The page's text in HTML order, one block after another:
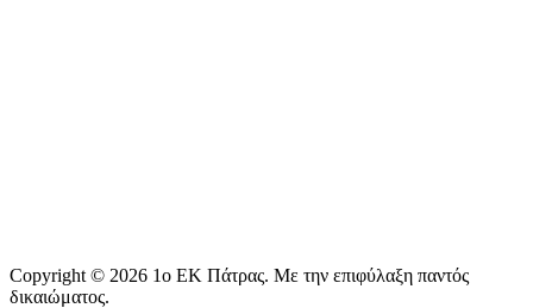
Copyright © 2026 1o EK Πάτρας. Με την επιφύλαξη παντός
δικαιώματος.